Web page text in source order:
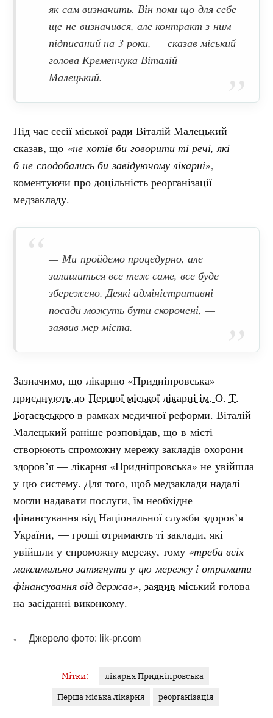
як сам визначить. Він поки що для себе
ще не визначився, але контракт з ним
підписаний на 3 роки, — сказав міський
голова Кременчука Віталій
Малецький.
Під час сесії міської ради Віталій Малецький
сказав, що «не хотів би говорити ті речі, які
б не сподобались би завідуючому лікарні»,
коментуючи про доцільність реорганізації
медзакладу.
— Ми пройдемо процедурно, але
залишиться все теж саме, все буде
збережено. Деякі адміністративні
посади можуть бути скорочені, —
заявив мер міста.
Зазначимо, що лікарню «Придніпровська»
приєднують до Першої міської лікарні ім. О. Т.
Богаєвського в рамках медичної реформи. Віталій
Малецький раніше розповідав, що в місті
створюють спроможну мережу закладів охорони
здоров’я — лікарня «Придніпровська» не увійшла
у цю систему. Для того, щоб медзаклади надалі
могли надавати послуги, їм необхідне
фінансування від Національної служби здоров’я
України, — гроші отримають ті заклади, які
увійшли у спроможну мережу, тому «треба всіх
максимально затягнути у цю мережу і отримати
фінансування від держав»,заявив міський голова
на засіданні виконкому.
Джерело фото: lik-pr.com
Мітки: лікарня Придніпровська
Перша міська лікарня реорганізація